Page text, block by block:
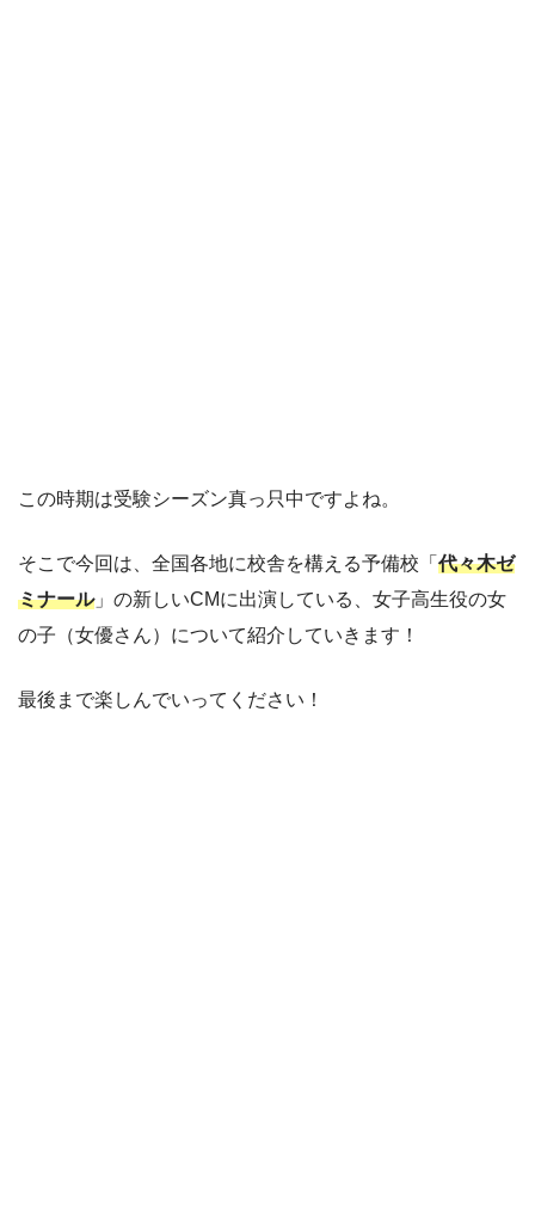
この時期は受験シーズン真っ只中ですよね。
そこで今回は、全国各地に校舎を構える予備校「 代々木ゼ
ミナール」の新しいCMに出演している、女子高生役の女
の子（女優さん）について紹介していきます！
最後まで楽しんでいってください！